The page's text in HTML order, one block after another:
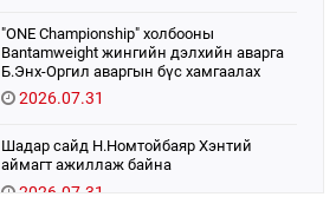
"ONE Championship" холбооны
Bantamweight жингийн дэлхийн аварга
Б.Энх-Оргил аваргын бүс хамгаалах
тулаанаа өнөөдөр хийнэ.
2026.07.31
Шадар сайд Н.Номтойбаяр Хэнтий
аймагт ажиллаж байна
2026.07.31